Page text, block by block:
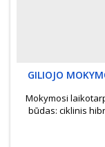
GILIOJO
Mokymosi
būdas: ciklinis